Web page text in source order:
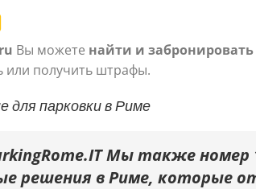
Вы можете найти и
или получить штрафы.
для парковки в Риме
Мы также номер
решения в Риме, которые